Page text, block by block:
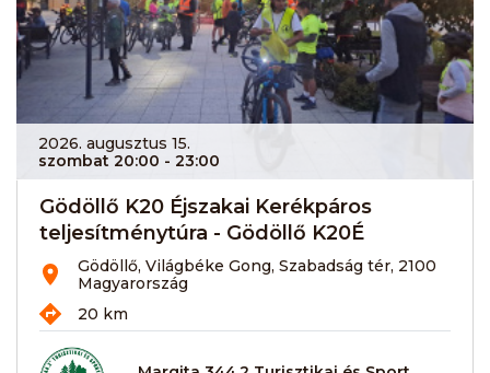
2026. augusztus 15.
szombat 20:00 - 23:00
Gödöllő K20 Éjszakai Kerékpáros
teljesítménytúra - Gödöllő K20É
Gödöllő, Világbéke Gong, Szabadság tér, 2100
Magyarország
20 km